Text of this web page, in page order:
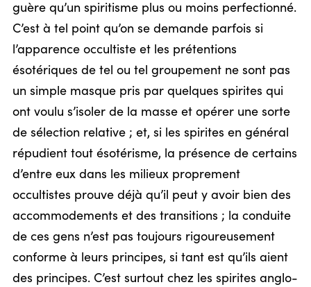
guère qu’un spiritisme plus ou moins perfectionné.
C’est à tel point qu’on se demande parfois si
l’apparence occultiste et les prétentions
ésotériques de tel ou tel groupement ne sont pas
un simple masque pris par quelques spirites qui
ont voulu s’isoler de la masse et opérer une sorte
de sélection relative ; et, si les spirites en général
répudient tout ésotérisme, la présence de certains
d’entre eux dans les milieux proprement
occultistes prouve déjà qu’il peut y avoir bien des
accommodements et des transitions ; la conduite
de ces gens n’est pas toujours rigoureusement
conforme à leurs principes, si tant est qu’ils aient
des principes. C’est surtout chez les spirites anglo-